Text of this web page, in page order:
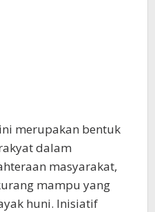
merupakan bentuk
dalam
masyarakat,
mampu yang
huni. Inisiatif